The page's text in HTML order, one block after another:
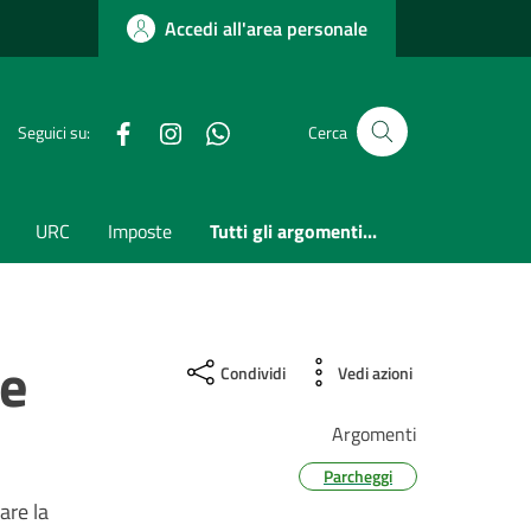
Accedi all'area personale
Seguici su: FacebookInstagramwhatsappCerca
URC Imposte Tutti gli argomenti...
la
Condividi Vedi azioni
Argomenti
Parcheggi